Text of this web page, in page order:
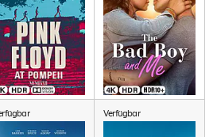
Verfügbar